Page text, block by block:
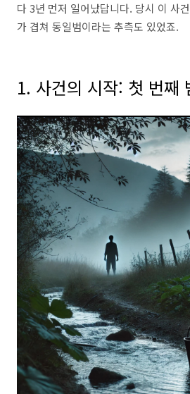
다 3년 먼저 일어났답니다. 당시 이 사
가 겹쳐 동일범이라는 추측도 있었죠.
1. 사건의 시작: 첫 번째